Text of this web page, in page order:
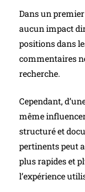
Dans un
aucun impact
positions dans
commentaires
recherche.
Cependant,
même influencer
structuré et
pertinents peut
plus rapides et
l’expérience